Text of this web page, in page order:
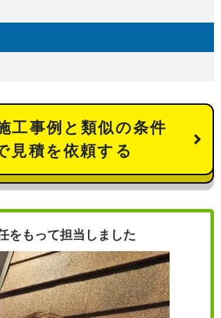
工事例と類似の条件
見積を依頼する
をもって担当しました